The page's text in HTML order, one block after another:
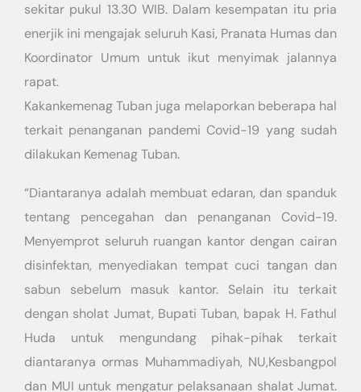
sekitar pukul 13.30 WIB. Dalam kesempatan itu pria
enerjik ini mengajak seluruh Kasi, Pranata Humas dan
Koordinator Umum untuk ikut menyimak jalannya
rapat.
Kakankemenag Tuban juga melaporkan beberapa hal
terkait penanganan pandemi Covid-19 yang sudah
dilakukan Kemenag Tuban.
“Diantaranya adalah membuat edaran, dan spanduk
tentang pencegahan dan penanganan Covid-19.
Menyemprot seluruh ruangan kantor dengan cairan
disinfektan, menyediakan tempat cuci tangan dan
sabun sebelum masuk kantor. Selain itu terkait
dengan sholat Jumat, Bupati Tuban, bapak H. Fathul
Huda untuk mengundang pihak-pihak terkait
diantaranya ormas Muhammadiyah, NU,Kesbangpol
dan MUI untuk mengatur pelaksanaan shalat Jumat.